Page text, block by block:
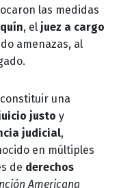
las medidas
, el juez a cargo
amenazas, al
una
justo y
judicial,
en múltiples
de derechos
Americana